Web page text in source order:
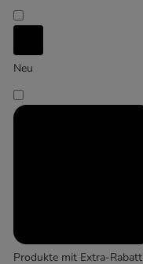
Neu
Produkte mit Extra-Rabatt